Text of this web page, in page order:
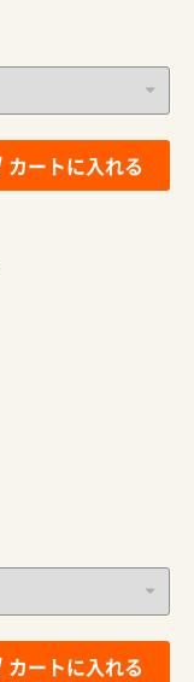
カートに入れる
カートに入れる